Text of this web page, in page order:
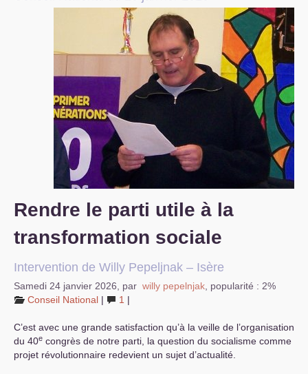
Vie du site
Rendre le parti utile à la
transformation sociale
Intervention de Willy Pepeljnak – Isère
Samedi 24 janvier 2026 par willy pepelnjak popularité : 2%
Conseil National | 1 |
C’est avec une grande satisfaction qu’à la veille de l’organisation
du 40e congrès de notre parti, la question du socialisme comme
projet révolutionnaire redevient un sujet d’actualité.